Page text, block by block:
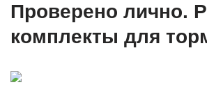
Проверено лично.
комплекты для